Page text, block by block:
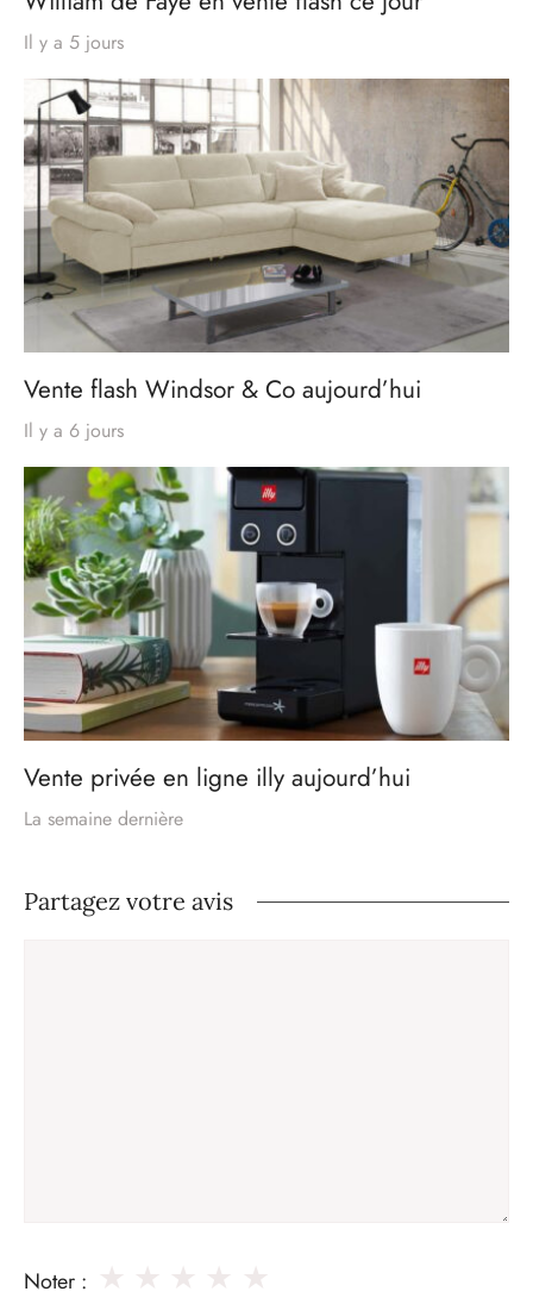
Il y a 5 jours
Vente flash Windsor & Co aujourd’hui
Il y a 6 jours
Vente privée en ligne illy aujourd’hui
La semaine dernière
Partagez votre avis
Noter :